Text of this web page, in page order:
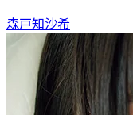
森戸知沙希